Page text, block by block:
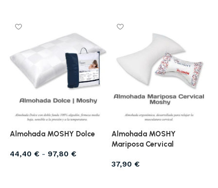
Almohada MOSHY Dolce
44,40 € - 97,80 €
Almohada MOSHY
Mariposa Cervical
37,90 €